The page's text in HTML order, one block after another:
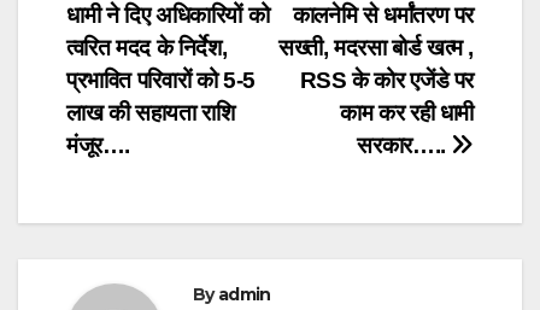
कालनेमि से धर्मांतरण पर
सख्ती, मदरसा बोर्ड खत्म ,
RSS के कोर एजेंडे पर
काम कर रही धामी
सरकार…..
धामी ने दिए अधिकारियों को
त्वरित मदद के निर्देश,
प्रभावित परिवारों को 5-5
लाख की सहायता राशि
मंजूर….
Byadmin